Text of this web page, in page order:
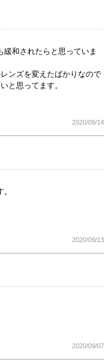
緩和されたらと思っていま
ンズを変えたばかりなので
と思ってます。
2020/09/14
2020/09/13
2020/09/07